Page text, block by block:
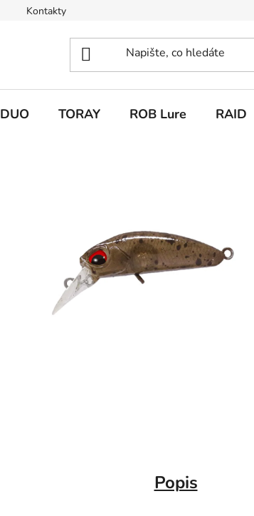
Kontakty
DUO TORAY ROB Lure RAID
Popis